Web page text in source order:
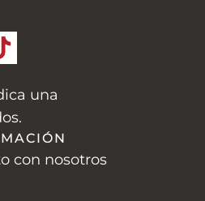
una
con nosotros